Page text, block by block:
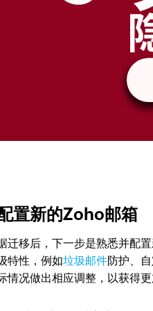
置新的Zoho邮箱
迁移后，下一步是熟悉并配
特性，例如垃圾邮件防护、自
情况做出相应调整，以获得